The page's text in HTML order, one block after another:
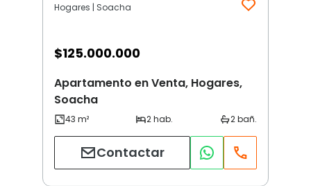
Hogares | Soacha
$125.000.000
Apartamento en Venta, Hogares,
Soacha
Contactar